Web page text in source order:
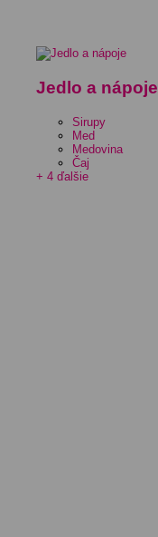
Jedlo a nápoje
Sirupy
Med
Medovina
Čaj
+ 4 ďalšie